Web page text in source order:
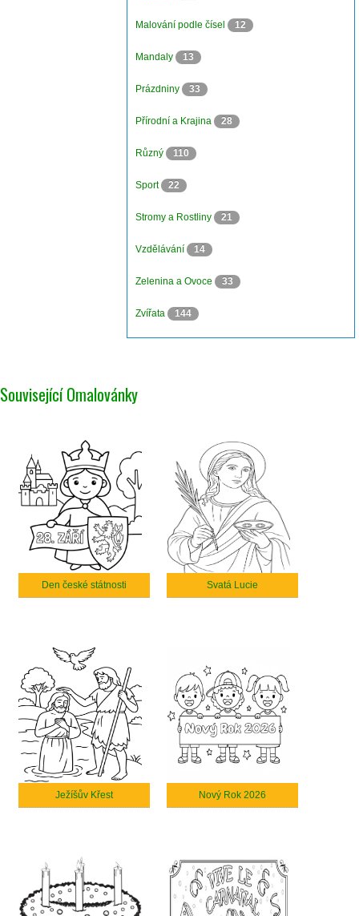
Malování podle čísel 12
Mandaly 13
Prázdniny 33
Přírodní a Krajina 28
Různý 110
Sport 22
Stromy a Rostliny 21
Vzdělávání 14
Zelenina a Ovoce 33
Zvířata 144
Související Omalovánky
Den české státnosti Svatá Lucie
Ježíšův Křest Nový Rok 2026